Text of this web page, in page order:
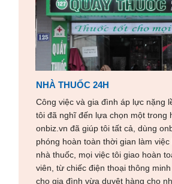
NHÀ THUỐC 24H
Công việc và gia đình áp lực nặng
tôi đã nghĩ đến lựa chọn một trong
onbiz.vn đã giúp tôi tất cả, dùng
phóng hoàn toàn thời gian làm
nhà thuốc, mọi việc tôi giao hoàn
viên, từ chiếc điện thoại thông
cho gia đình vừa duyệt hàng cho